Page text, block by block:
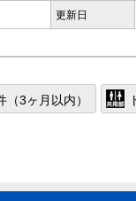
更新日
3ヶ月以内）